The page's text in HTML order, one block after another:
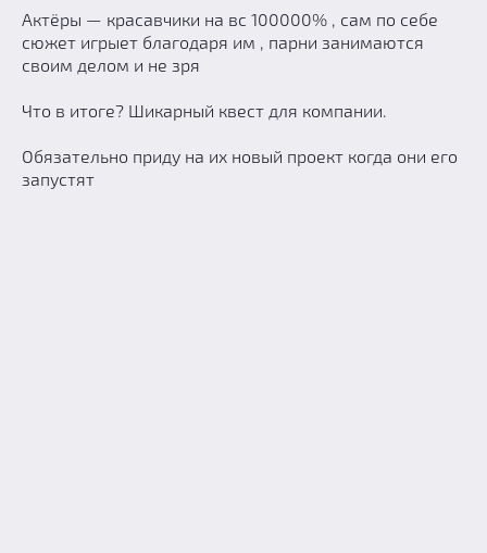
Актёры — красавчики на вс 100000% , сам по себе
сюжет игрыет благодаря им , парни занимаются
своим делом и не зря
Что в итоге? Шикарный квест для компании.
Обязательно приду на их новый проект когда они его
запустят